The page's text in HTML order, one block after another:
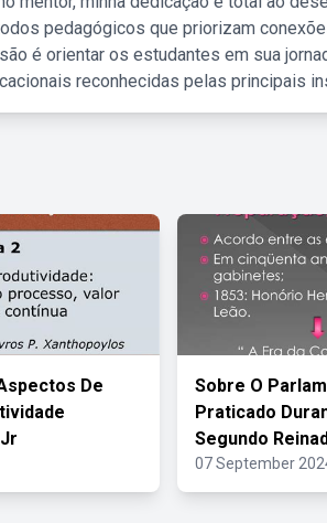
pedagógicos que priorizam
é orientar os estudantes em sua
reconhecidas pelas principais
De
Sobre O
Praticado
Segundo
07 September